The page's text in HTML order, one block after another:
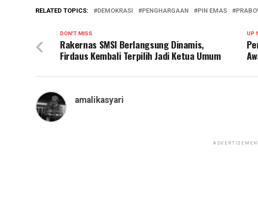
RELATED TOPICS: DEMOKRASI PENGHARGAAN PIN EMAS
UP
DON'T MISS
Rakernas SMSI Berlangsung Dinamis,
Firdaus Kembali Terpilih Jadi Ketua Umum
amalikasyari